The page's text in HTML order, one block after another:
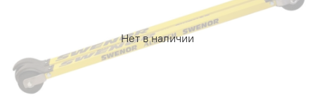
Нет в наличии